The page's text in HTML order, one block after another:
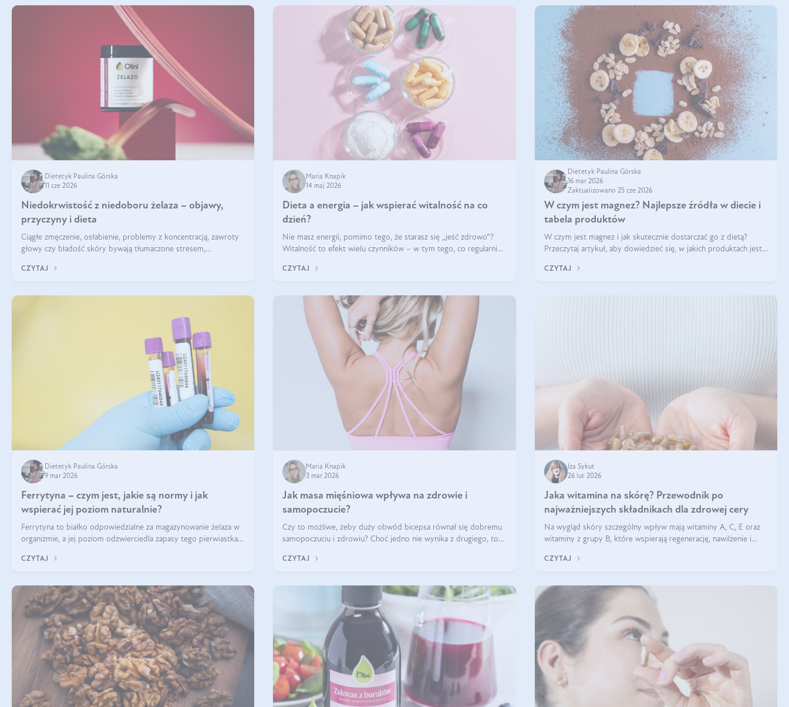
Dietetyk Paulina Górska
11 cze 2026
Niedokrwistość z niedoboru żelaza – objawy,
przyczyny i dieta
Ciągłe zmęczenie, osłabienie, problemy z koncentracją, zawroty
głowy czy bladość skóry bywają tłumaczone stresem,
może być niedokrwistość z niedoboru żelaza.
CZYTAJ
Maria Knapik
14 maj 2026
Dieta a energia – jak wspierać witalność na co
dzień?
Nie masz energii, pomimo tego, że starasz się „jeść zdrowo”?
Witalność to efekt wielu czynników – w tym tego, co regularnie
się w zależności od osoby
CZYTAJ
Dietetyk Paulina Górska
16 mar 2026
Zaktualizowano 25 cze 2026
W czym jest magnez? Najlepsze źródła w diecie i
tabela produktów
W czym jest magnez i jak skutecznie dostarczać go z dietą?
Przeczytaj artykuł, aby dowiedzieć się, w jakich produktach jest
CZYTAJ
Dietetyk Paulina Górska
9 mar 2026
Ferrytyna – czym jest, jakie są normy i jak
wspierać jej poziom naturalnie?
Ferrytyna to białko odpowiedzialne za magazynowanie żelaza w
organizmie, a jej poziom odzwierciedla zapasy tego pierwiastka.
ferrytyny daje objawy, które mogą utrudniać codzienne
CZYTAJ
Maria Knapik
3 mar 2026
Jak masa mięśniowa wpływa na zdrowie i
samopoczucie?
Czy to możliwe, żeby duży obwód bicepsa równał się dobremu
samopoczuciu i zdrowiu? Choć jedno nie wynika z drugiego, to
poprawić jakość życia. W jaki sposób? W tym wpisie wszystko
CZYTAJ
Iza Sykut
26 lut 2026
Jaka witamina na skórę? Przewodnik po
najważniejszych składnikach dla zdrowej cery
Na wygląd skóry szczególny wpływ mają witaminy A, C, E oraz
witaminy z grupy B, które wspierają regenerację, nawilżenie i
CZYTAJ